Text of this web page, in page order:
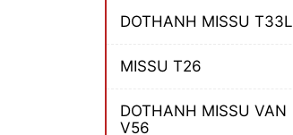
DOTHANH MISSU T33L
MISSU T26
DOTHANH MISSU VAN
V56